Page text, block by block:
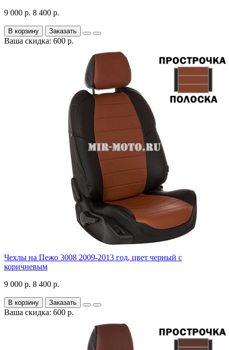
9 000 р. 8 400 р.
В корзину Заказать
Ваша скидка: 600 р.
Чехлы на Пежо 3008 2009-2013 год, цвет черный с
коричневым
9 000 р. 8 400 р.
В корзину Заказать
Ваша скидка: 600 р.